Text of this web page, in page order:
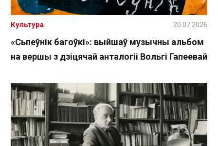
«Сьпеўнік багоўкі»: выйшаў музычны альбом
на вершы з дзіцячай анталогіі Вольгі Гапеевай
Культура 20.07.2026